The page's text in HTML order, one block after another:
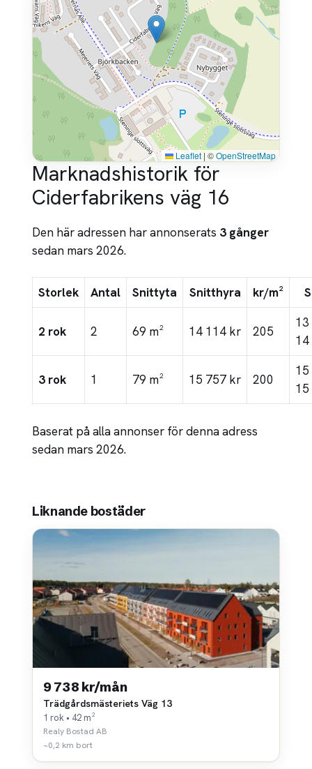
Leaflet | ©OpenStreetMap
Marknadshistorik för
Ciderfabrikens väg 16
Den här adressen har annonserats 3 gånger
sedan mars 2026.
Storlek Antal Snittyta Snitthyra kr/m²
2 rok 2 69 m² 14 114 kr 205
13
3 rok 1 79 m² 15 757 kr 200
15
Baserat på alla annonser för denna adress
sedan mars 2026.
Liknande bostäder
9 738 kr/mån
Trädgårdsmästeriets Väg 13
1 rok • 42 m²
Realy Bostad AB
~0,2 km bort